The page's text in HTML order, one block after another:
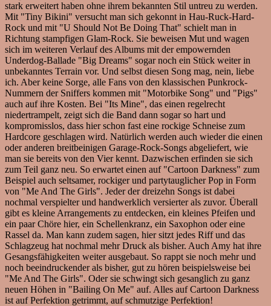
stark erweitert haben ohne ihrem bekannten Stil untreu zu werden.
Mit "Tiny Bikini" versucht man sich gekonnt in Hau-Ruck-Hard-
Rock und mit "U Should Not Be Doing That" schielt man in
Richtung stampfigen Glam-Rock. Sie beweisen Mut und wagen
sich im weiteren Verlauf des Albums mit der empowernden
Underdog-Ballade "Big Dreams" sogar noch ein Stück weiter in
unbekanntes Terrain vor. Und selbst diesen Song mag, nein, liebe
ich. Aber keine Sorge, alle Fans von den klassischen Punkrock-
Nummern der Sniffers kommen mit "Motorbike Song" und "Pigs"
auch auf ihre Kosten. Bei "Its Mine", das einen regelrecht
niedertrampelt, zeigt sich die Band dann sogar so hart und
kompromisslos, dass hier schon fast eine rockige Schneise zum
Hardcore geschlagen wird. Natürlich werden auch wieder die einen
oder anderen breitbeinigen Garage-Rock-Songs abgeliefert, wie
man sie bereits von den Vier kennt. Dazwischen erfinden sie sich
zum Teil ganz neu. So erwartet einen auf "Cartoon Darkness" zum
Beispiel auch seltsamer, rockiger und partytauglicher Pop in Form
von "Me And The Girls". Jeder der dreizehn Songs ist dabei
nochmal verspielter und handwerklich versierter als zuvor. Überall
gibt es kleine Arrangements zu entdecken, ein kleines Pfeifen und
ein paar Chöre hier, ein Schellenkranz, ein Saxophon oder eine
Rassel da. Man kann zudem sagen, hier sitzt jedes Riff und das
Schlagzeug hat nochmal mehr Druck als bisher. Auch Amy hat ihre
Gesangsfähigkeiten weiter ausgebaut. So rappt sie noch mehr und
noch beeindruckender als bisher, gut zu hören beispielsweise bei
"Me And The Girls". Oder sie schwingt sich gesanglich zu ganz
neuen Höhen in "Bailing On Me" auf. Alles auf Cartoon Darkness
ist auf Perfektion getrimmt, auf schmutzige Perfektion!